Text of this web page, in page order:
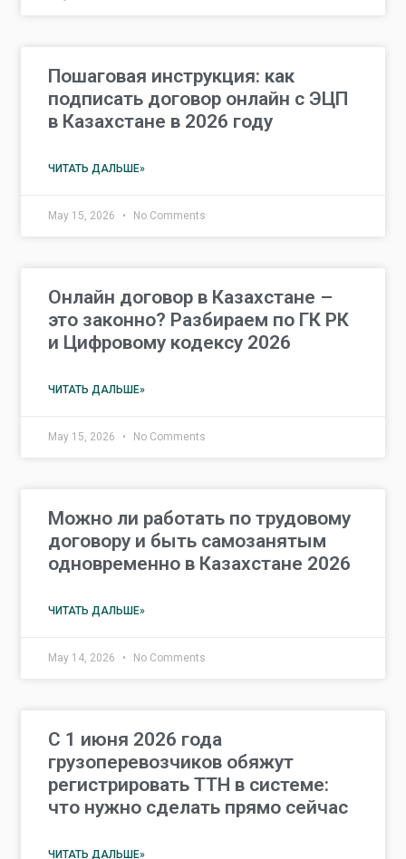
Пошаговая инструкция: как
подписать договор онлайн с ЭЦП
в Казахстане в 2026 году
ЧИТАТЬ ДАЛЬШЕ»
May 15, 2026 No Comments
Онлайн договор в Казахстане –
это законно? Разбираем по ГК РК
и Цифровому кодексу 2026
ЧИТАТЬ ДАЛЬШЕ»
May 15, 2026 No Comments
Можно ли работать по трудовому
договору и быть самозанятым
одновременно в Казахстане 2026
ЧИТАТЬ ДАЛЬШЕ»
May 14, 2026 No Comments
С 1 июня 2026 года
грузоперевозчиков обяжут
регистрировать ТТН в системе:
что нужно сделать прямо сейчас
ЧИТАТЬ ДАЛЬШЕ»